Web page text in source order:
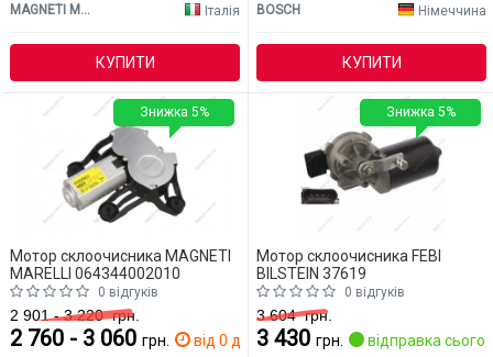
MAGNETI MARELLI
Італія
КУПИТИ
BOSCH
Німеччина
КУПИТИ
Мотор склоочисника MAGNETI
MARELLI 064344002010
0 відгуків
2 901 - 3 220грн.
2 760 - 3 060 грн. від 0 дн.
Знижка 5%
Мотор склоочисника FEBI
BILSTEIN 37619
0 відгуків
3 604грн.
3 430 грн. відправка
Знижка 5%